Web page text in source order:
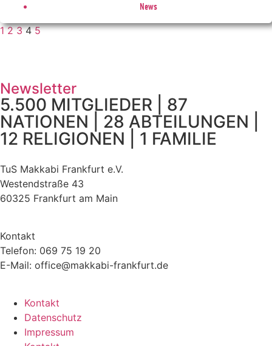
News
1 2 3 4 5
Newsletter
5.500 MITGLIEDER | 87
NATIONEN | 28 ABTEILUNGEN |
12 RELIGIONEN | 1 FAMILIE
TuS Makkabi Frankfurt e.V.
Westendstraße 43
60325 Frankfurt am Main
Kontakt
Telefon: 069 75 19 20
E-Mail: office@makkabi-frankfurt.de
Kontakt
Datenschutz
Impressum